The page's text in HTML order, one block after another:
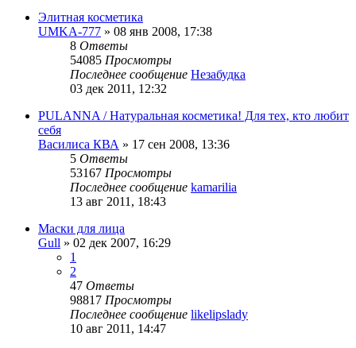
Элитная косметика
UMKA-777 » 08 янв 2008, 17:38
8 Ответы
54085 Просмотры
Последнее сообщение Незабудка
03 дек 2011, 12:32
PULANNA / Натуральная косметика! Для тех, кто любит
себя
Василиса КВА » 17 сен 2008, 13:36
5 Ответы
53167 Просмотры
Последнее сообщение kamarilia
13 авг 2011, 18:43
Маски для лица
Gull » 02 дек 2007, 16:29
1
2
47 Ответы
98817 Просмотры
Последнее сообщение likelipslady
10 авг 2011, 14:47